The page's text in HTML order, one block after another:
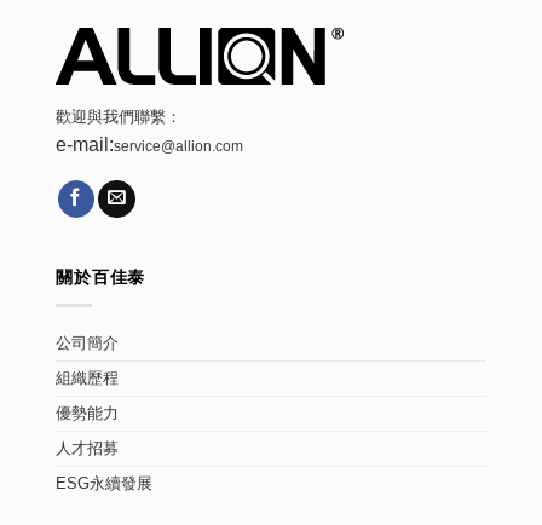
歡迎與我們聯繫：
e-mail:service@allion.com
關於百佳泰
公司簡介
組織歷程
優勢能力
人才招募
ESG永續發展